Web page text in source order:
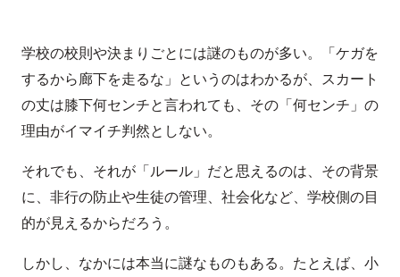
学校の校則や決まりごとには謎のものが多い。「ケガを
するから廊下を走るな」というのはわかるが、スカート
の丈は膝下何センチと言われても、その「何センチ」の
理由がイマイチ判然としない。
それでも、それが「ルール」だと思えるのは、その背景
に、非行の防止や生徒の管理、社会化など、学校側の目
的が見えるからだろう。
しかし、なかには本当に謎なものもある。たとえば、小